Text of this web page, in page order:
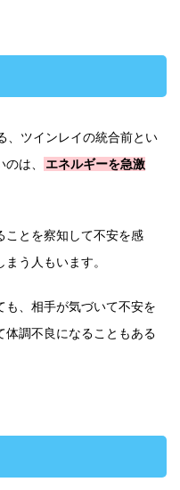
、ツインレイの統合前とい
は、
エネルギーを急激
ことを察知して不安を感
う人もいます。
も、相手が気づいて不安を
体調不良になることもある